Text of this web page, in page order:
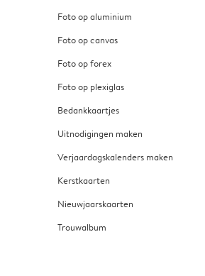
Foto op aluminium
Foto op canvas
Foto op forex
Foto op plexiglas
Bedankkaartjes
Uitnodigingen maken
Verjaardagskalenders maken
Kerstkaarten
Nieuwjaarskaarten
Trouwalbum